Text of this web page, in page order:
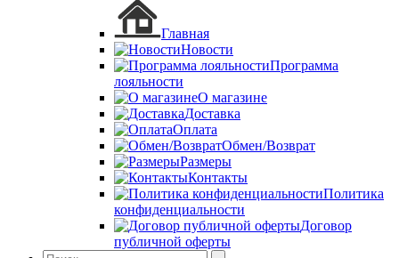
Главная
Новости
Программа
лояльности
О магазине
Доставка
Оплата
Обмен/Возврат
Размеры
Контакты
Политика
конфиденциальности
Договор
публичной оферты